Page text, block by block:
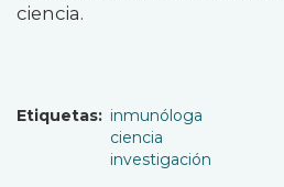
ciencia.
Etiquetas
inmunóloga
ciencia
investigación